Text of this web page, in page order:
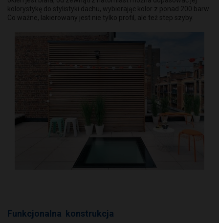
kolorystykę do stylistyki dachu, wybierając kolor z ponad 200 barw.
Co ważne, lakierowany jest nie tylko profil, ale też step szyby.
Funkcjonalna konstrukcja